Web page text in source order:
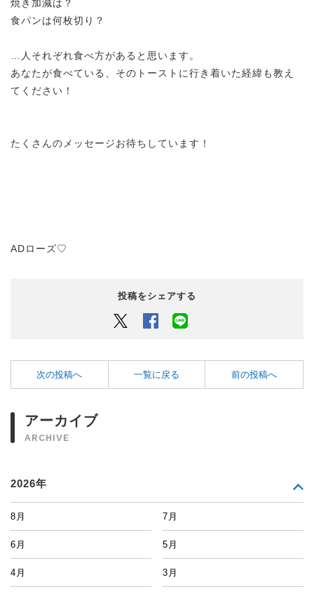
焼き加減は？
食パンは何枚切り？
…人それぞれ食べ方があると思います。
あなたが食べている、そのトーストに行き着いた経緯も教え
てください！
たくさんのメッセージお待ちしています！
ADローズ♡
投稿をシェアする
Twitter Facebook
次の投稿へ 一覧に戻る 前の投稿へ
アーカイブ
ARCHIVE
2026年
8月 7月
6月 5月
4月 3月